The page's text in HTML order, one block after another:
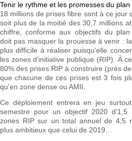
Tenir le rythme et les promesses du
18 millions de prises fibre sont à ce jour
soit plus de la moitié des 30,7 millions
chiffre, conforme aux objectifs du plan
doit pas masquer la prouesse à venir :
plus difficile à réaliser puisqu'elle
les zones d'initiative publique (RIP). À
80% des prises RIP à construire (près
que chacune de ces prises est 3 fois
qu'en zone dense ou AMII.
Ce déploiement entrera en jeu
semestre pour un objectif 2020 d'1,5
zones RIP sur un total annuel de 4,5
plus ambitieux que celui de 2019…